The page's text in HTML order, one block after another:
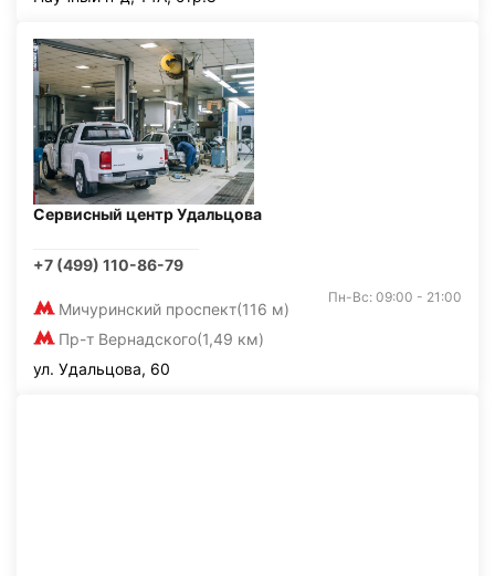
Сервисный центр Удальцова
+7 (499) 110-86-79
Мичуринский проспект(116 м)
Пр-т Вернадского(1,49 км)
Пн-Вс: 09:00 - 21:00
ул. Удальцова, 60